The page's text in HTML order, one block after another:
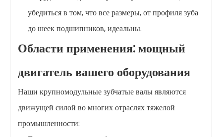
убедиться в том, что все размеры, от профиля зуба
до шеек подшипников, идеальны.
Области применения: мощный
двигатель вашего оборудования
Наши крупномодульные зубчатые валы являются
движущей силой во многих отраслях тяжелой
промышленности: